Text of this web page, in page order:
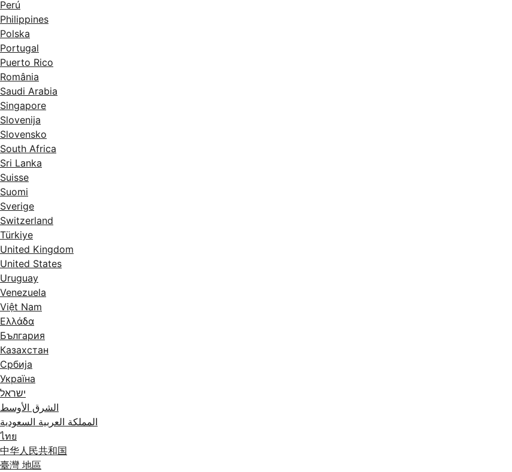
Perú
Philippines
Polska
Portugal
Puerto Rico
România
Saudi Arabia
Singapore
Slovenija
Slovensko
South Africa
Sri Lanka
Suisse
Suomi
Sverige
Switzerland
Türkiye
United Kingdom
United States
Uruguay
Venezuela
Việt Nam
Ελλάδα
България
Казахстан
Србија
Україна
ישראל
الشرق الأوسط
المملكة العربية السعودية
ไทย
中华人民共和国
臺灣 地區